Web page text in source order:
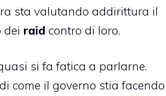
sta valutando addirittura il
dei raid contro di loro.
si fa fatica a parlarne.
come il governo stia facendo